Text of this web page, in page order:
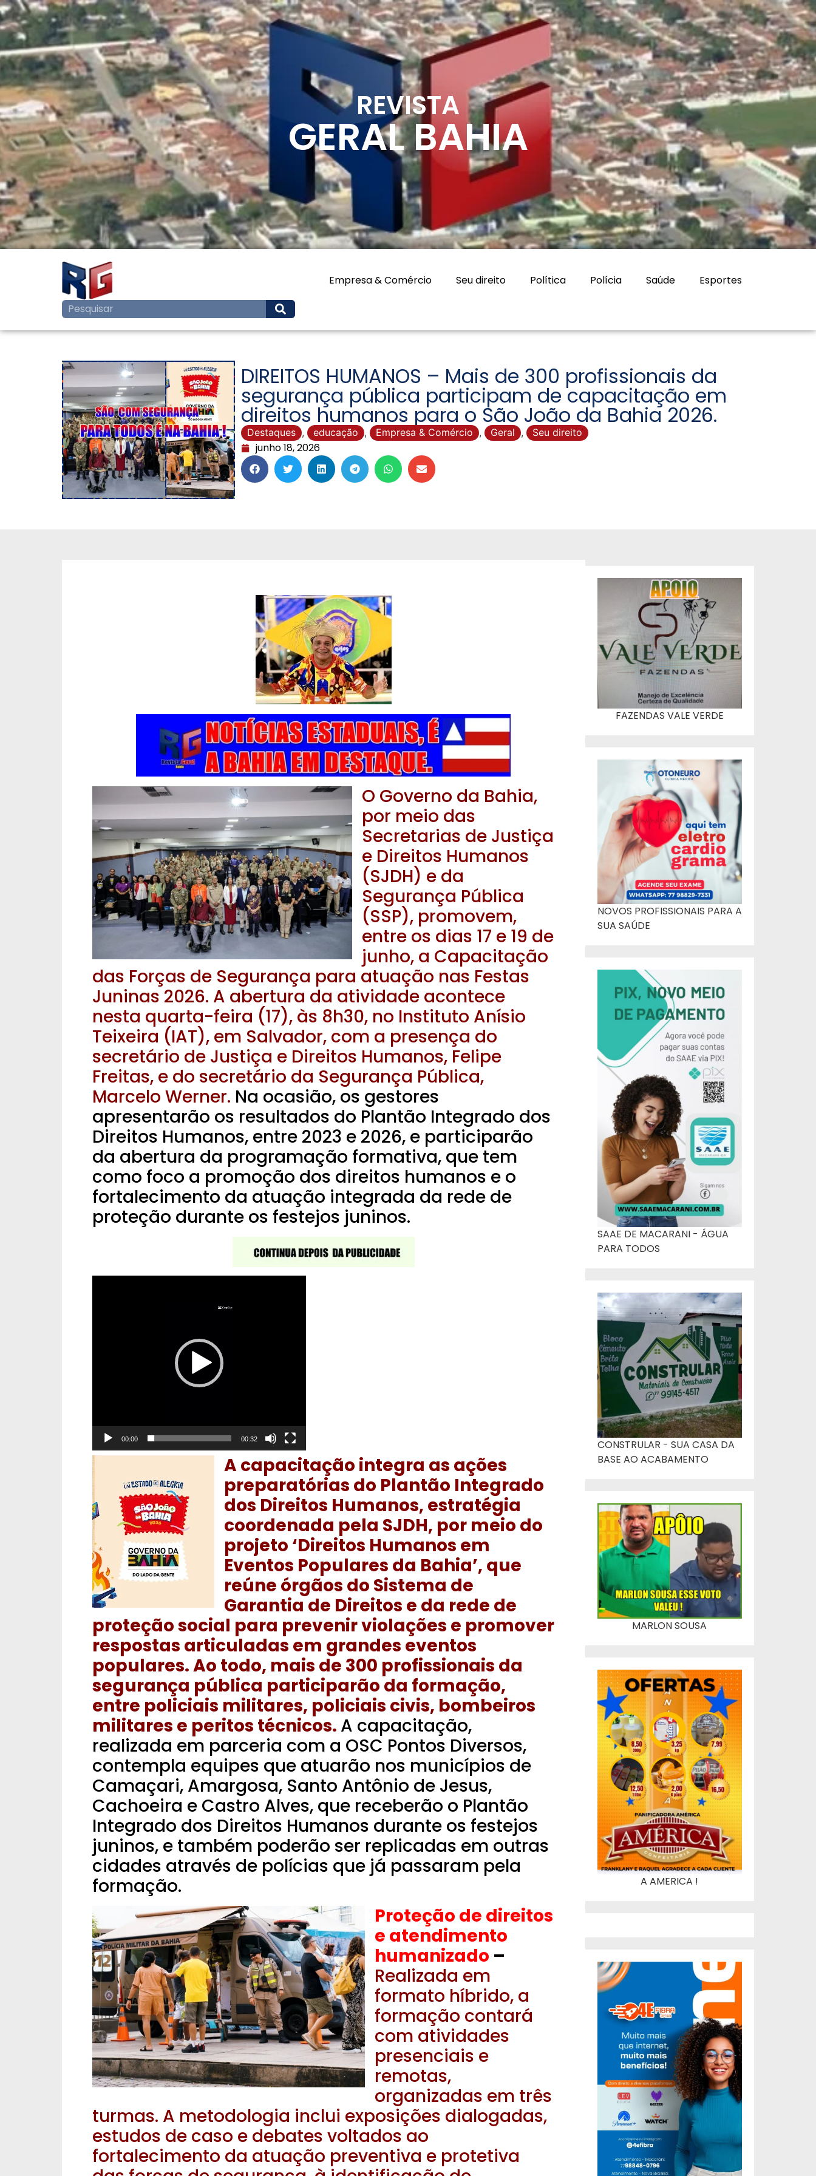
REVISTA
GERAL BAHIA
Empresa & Comércio Seu direito Política Polícia Saúde Esportes
DIREITOS HUMANOS – Mais de 300 profissionais da
segurança pública participam de capacitação em
direitos humanos para o São João da Bahia 2026.
Destaques , educação , Empresa & Comércio , Geral , Seu direito
junho 18, 2026
O Governo da Bahia,
por meio das
Secretarias de Justiça
e Direitos Humanos
(SJDH) e da
Segurança Pública
(SSP), promovem,
entre os dias 17 e 19 de
junho, a Capacitação
das Forças de Segurança para atuação nas Festas
Juninas 2026. A abertura da atividade acontece
nesta quarta-feira (17), às 8h30, no Instituto Anísio
Teixeira (IAT), em Salvador, com a presença do
secretário de Justiça e Direitos Humanos, Felipe
Freitas, e do secretário da Segurança Pública,
Marcelo Werner. Na ocasião, os gestores
apresentarão os resultados do Plantão Integrado dos
Direitos Humanos, entre 2023 e 2026, e participarão
da abertura da programação formativa, que tem
como foco a promoção dos direitos humanos e o
fortalecimento da atuação integrada da rede de
proteção durante os festejos juninos.
00:00 00:32
A capacitação integra as ações
preparatórias do Plantão Integrado
dos Direitos Humanos, estratégia
coordenada pela SJDH, por meio do
projeto ‘Direitos Humanos em
Eventos Populares da Bahia’, que
reúne órgãos do Sistema de
Garantia de Direitos e da rede de
proteção social para prevenir violações e promover
respostas articuladas em grandes eventos
populares.Ao todo, mais de 300 profissionais da
segurança pública participarão da formação,
entre policiais militares, policiais civis, bombeiros
militares e peritos técnicos. A capacitação,
realizada em parceria com a OSC Pontos Diversos,
contempla equipes que atuarão nos municípios de
Camaçari, Amargosa, Santo Antônio de Jesus,
Cachoeira e Castro Alves, que receberão o Plantão
Integrado dos Direitos Humanos durante os festejos
juninos, e também poderão ser replicadas em outras
cidades através de polícias que já passaram pela
formação.
Proteção de direitos
e atendimento
humanizado –
Realizada em
formato híbrido, a
formação contará
com atividades
presenciais e
remotas,
organizadas em três
turmas. A metodologia inclui exposições dialogadas,
estudos de caso e debates voltados ao
fortalecimento da atuação preventiva e protetiva
FAZENDAS VALE VERDE
NOVOS PROFISSIONAIS PARA A
SUA SAÚDE
SAAE DE MACARANI - ÁGUA
PARA TODOS
CONSTRULAR - SUA CASA DA
BASE AO ACABAMENTO
MARLON SOUSA
A AMERICA !